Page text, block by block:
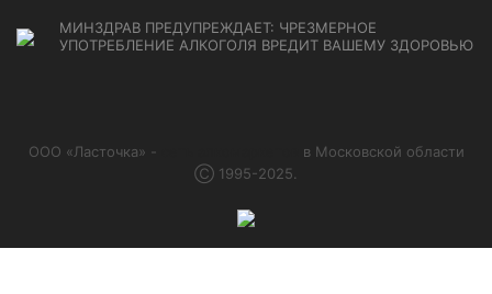
МИНЗДРАВ ПРЕДУПРЕЖДАЕТ: ЧРЕЗМЕРНОЕ
УПОТРЕБЛЕНИЕ АЛКОГОЛЯ ВРЕДИТ ВАШЕМУ ЗДОРОВЬЮ
ООО «Ласточка» -
в Московской области
Ⓒ 1995-2025.